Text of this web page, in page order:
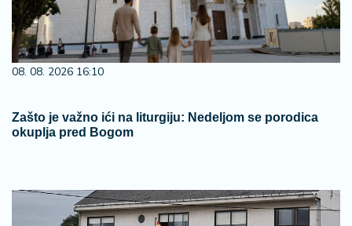
08. 08. 2026 16:10
Zašto je važno ići na liturgiju: Nedeljom se porodica
okuplja pred Bogom